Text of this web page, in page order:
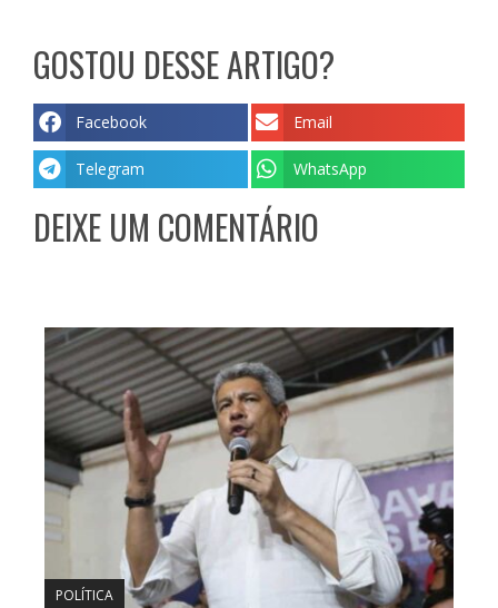
GOSTOU DESSE ARTIGO?
Facebook Email
Telegram WhatsApp
DEIXE UM COMENTÁRIO
POLÍTICA